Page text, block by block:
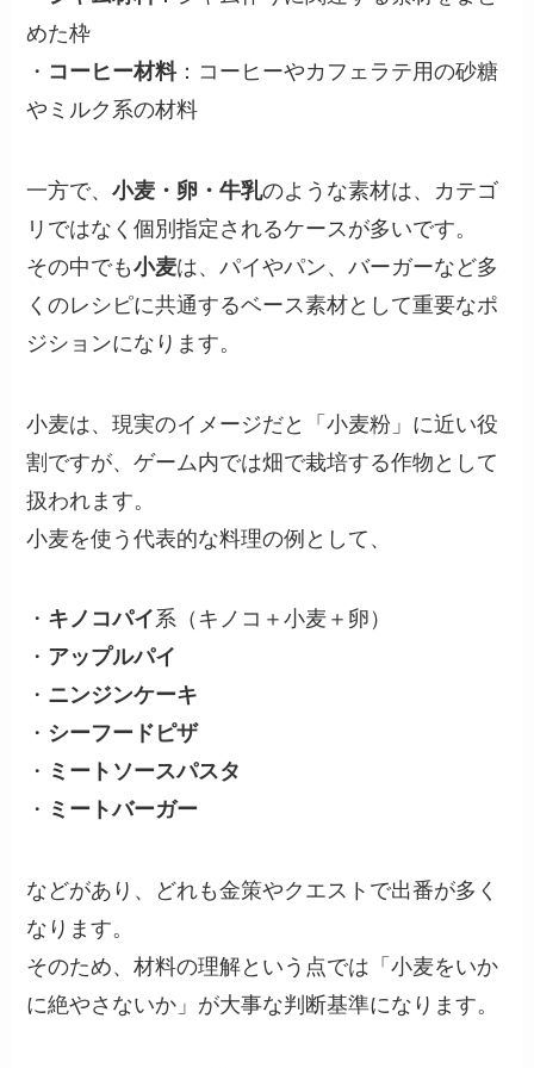
めた枠
・ コーヒー材料：コーヒーやカフェラテ用の砂糖
やミルク系の材料
一方で、小麦・卵・牛乳のような素材は、カテゴ
リではなく個別指定されるケースが多いです。
その中でも小麦は、パイやパン、バーガーなど多
くのレシピに共通するベース素材として重要なポ
ジションになります。
小麦は、現実のイメージだと「小麦粉」に近い役
割ですが、ゲーム内では畑で栽培する作物として
扱われます。
小麦を使う代表的な料理の例として、
・ キノコパイ系（キノコ＋小麦＋卵）
・ アップルパイ
・ ニンジンケーキ
・ シーフードピザ
・ ミートソースパスタ
・ ミートバーガー
などがあり、どれも金策やクエストで出番が多く
なります。
そのため、材料の理解という点では「小麦をいか
に絶やさないか」が大事な判断基準になります。